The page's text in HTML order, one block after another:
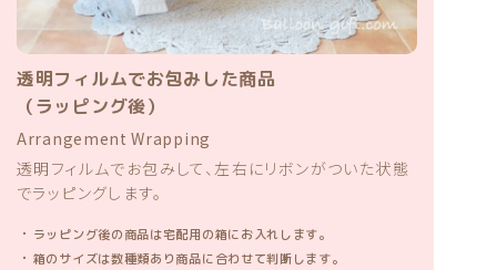
透明フィルムでお包みした商品
（ラッピング後）
Arrangement Wrapping
透明フィルムでお包みして、左右にリボンがついた状態
でラッピングします。
・ ラッピング後の商品は宅配用の箱にお入れします。
・ 箱のサイズは数種類あり商品に合わせて判断します。